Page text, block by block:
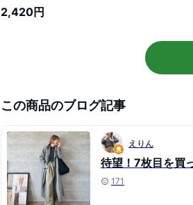
2,420円
この商品のブログ記事
えりん
待望！7枚目を買
171